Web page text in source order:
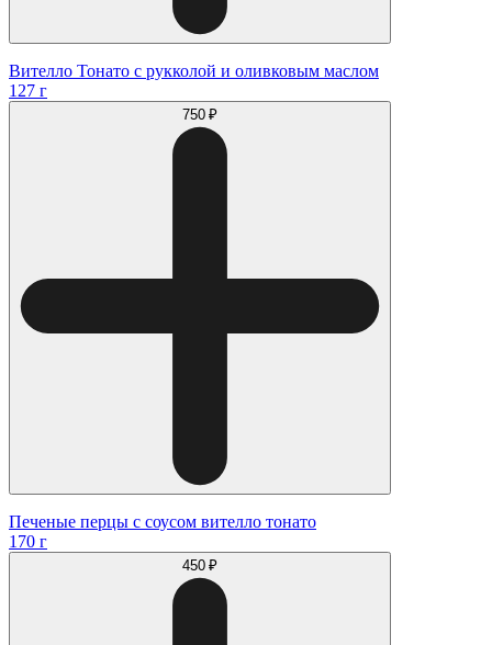
Вителло Тонато с рукколой и оливковым маслом
127 г
750 ₽
Печеные перцы с соусом вителло тонато
170 г
450 ₽